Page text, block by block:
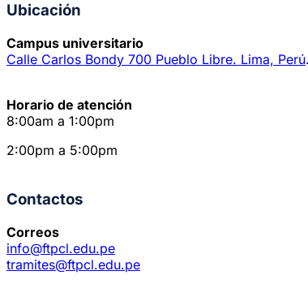
Ubicación
Campus universitario
Calle Carlos Bondy 700 Pueblo Libre. Lima, Perú.
Horario de atención
8:00am a 1:00pm
2:00pm a 5:00pm
Contactos
Correos
info@ftpcl.edu.pe
tramites@ftpcl.edu.pe